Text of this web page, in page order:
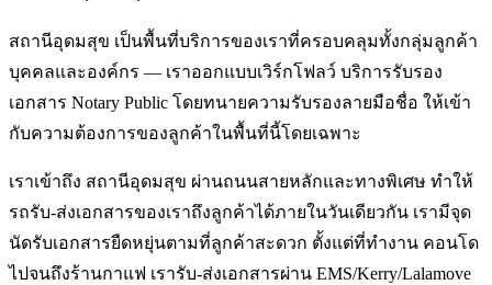
สถานีอุดมสุข เป็นพื้นที่บริการของเราที่ครอบคลุมทั้งกลุ่มลูกค้า
บุคคลและองค์กร — เราออกแบบเวิร์กโฟลว์ บริการรับรอง
เอกสาร Notary Public โดยทนายความรับรองลายมือชื่อ ให้เข้า
กับความต้องการของลูกค้าในพื้นที่นี้โดยเฉพาะ
เราเข้าถึง สถานีอุดมสุข ผ่านถนนสายหลักและทางพิเศษ ทำให้
รถรับ-ส่งเอกสารของเราถึงลูกค้าได้ภายในวันเดียวกัน เรามีจุด
นัดรับเอกสารยืดหยุ่นตามที่ลูกค้าสะดวก ตั้งแต่ที่ทำงาน คอนโด
ไปจนถึงร้านกาแฟ เรารับ-ส่งเอกสารผ่าน EMS/Kerry/Lalamove